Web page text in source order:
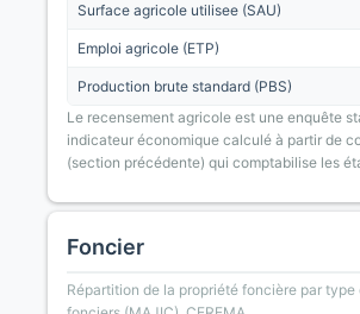
Surface agricole utilisee (SAU)
Emploi agricole (ETP)
Production brute standard (PBS)
Le recensement agricole est une enquête
indicateur économique calculé à partir de
(section précédente) qui comptabilise les
Foncier
Répartition de la propriété foncière par